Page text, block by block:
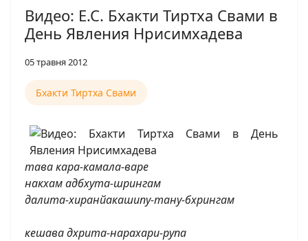
Видео: Е.С. Бхакти Тиртха Свами в
День Явления Нрисимхадева
05 травня 2012
Бхакти Тиртха Свами
тава кара-камала-варе
накхам адбхута-шрингам
далита-хиранйакашипу-тану-бхрингам
кешава дхрита-нарахари-рупа